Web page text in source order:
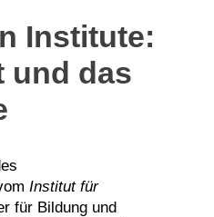
Institute:
und das
Institut für
für Bildung und